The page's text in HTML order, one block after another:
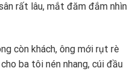
rất lâu, mắt đăm đắm nhìn
còn khách, ông mới rụt rè
ba tôi nén nhang, cúi đầu